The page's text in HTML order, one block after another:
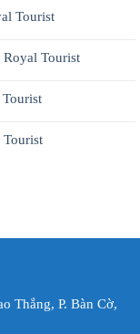
Tourist
Tourist
Thắng, P. Bàn Cờ,